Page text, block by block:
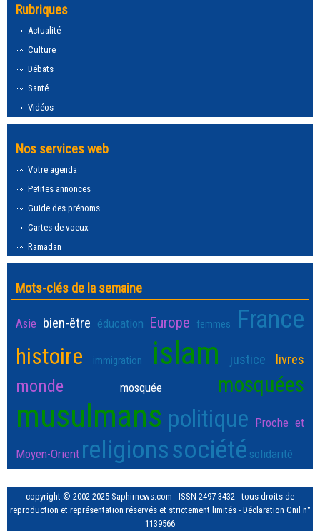
Rubriques
Actualité
Culture
Débats
Santé
Vidéos
Nos services web
Votre agenda
Petites annonces
Guide des prénoms
Cartes de voeux
Ramadan
Mots-clés de la semaine
Asie bien-être éducation Europe femmes France
histoire immigration islam justice livres
monde mosquée mosquées
musulmans politique Proche et
Moyen-Orient religionssociété solidarité
copyright © 2002-2025 Saphirnews.com - ISSN 2497-3432 - tous droits de
reproduction et représentation réservés et strictement limités - Déclaration Cnil n°
1139566